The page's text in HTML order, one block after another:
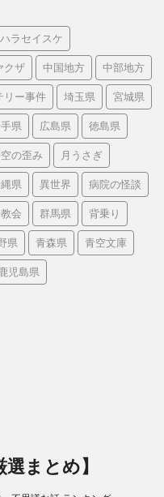
ラセイスケ
クザ 中国地方 中部地方
リー事件 埼玉県 宮城県
県 広島県 徳島県
の歪み 月うさぎ
県 異世界 病院の怪談
会 群馬県 背乗り
県 青森県 青空文庫
児島県
まとめ】